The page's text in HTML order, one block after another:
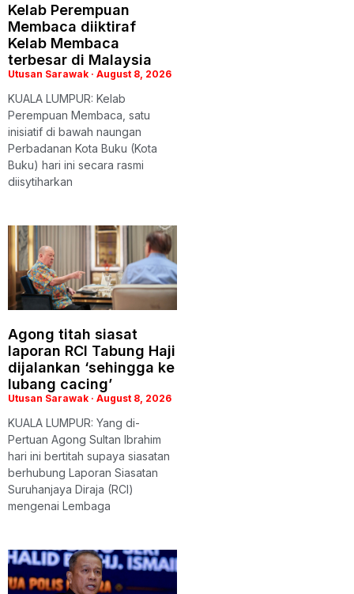
Kelab Perempuan
Membaca diiktiraf
Kelab Membaca
terbesar di Malaysia
Utusan Sarawak August 8, 2026
KUALA LUMPUR: Kelab
Perempuan Membaca, satu
inisiatif di bawah naungan
Perbadanan Kota Buku (Kota
Buku) hari ini secara rasmi
diisytiharkan
Agong titah siasat
laporan RCI Tabung Haji
dijalankan ‘sehingga ke
lubang cacing’
Utusan Sarawak August 8, 2026
KUALA LUMPUR: Yang di-
Pertuan Agong Sultan Ibrahim
hari ini bertitah supaya siasatan
berhubung Laporan Siasatan
Suruhanjaya Diraja (RCI)
mengenai Lembaga